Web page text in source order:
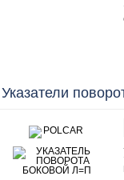
Указатели